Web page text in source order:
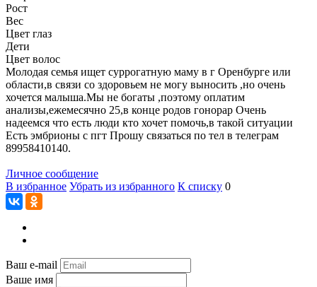
Рост
Вес
Цвет глаз
Дети
Цвет волос
Молодая семья ищет суррогатную маму в г Оренбурге или
области,в связи со здоровьем не могу выносить ,но очень
хочется малыша.Мы не богаты ,поэтому оплатим
анализы,ежемесячно 25,в конце родов гонорар Очень
надеемся что есть люди кто хочет помочь,в такой ситуации
Есть эмбрионы с пгт Прошу связаться по тел в телеграм
89958410140.
Личное сообщение
В избранное Убрать из избранного К списку 0
Ваш e-mail
Ваше имя